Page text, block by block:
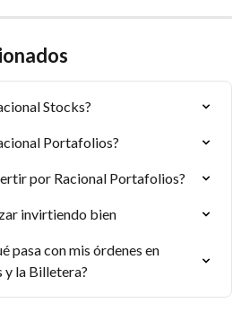
Stocks?
Portafolios?
por Racional Portafolios?
invirtiendo bien
pasa con mis órdenes en
la Billetera?